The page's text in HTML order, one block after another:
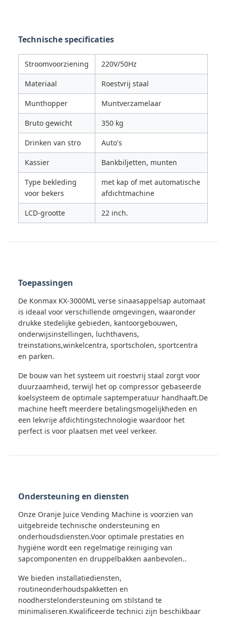
Technische specificaties
Stroomvoorziening 220V/50Hz
Materiaal Roestvrij staal
Munthopper Muntverzamelaar
Bruto gewicht 350 kg
Drinken van stro Auto's
Kassier Bankbiljetten, munten
Type bekleding
voor bekers
met kap of met automatische
afdichtmachine
LCD-grootte 22 inch.
Toepassingen
De Konmax KX-3000ML verse sinaasappelsap automaat
is ideaal voor verschillende omgevingen, waaronder
drukke stedelijke gebieden, kantoorgebouwen,
onderwijsinstellingen, luchthavens,
treinstations,winkelcentra, sportscholen, sportcentra
en parken.
De bouw van het systeem uit roestvrij staal zorgt voor
duurzaamheid, terwijl het op compressor gebaseerde
koelsysteem de optimale saptemperatuur handhaaft.De
machine heeft meerdere betalingsmogelijkheden en
een lekvrije afdichtingstechnologie waardoor het
perfect is voor plaatsen met veel verkeer.
Ondersteuning en diensten
Onze Oranje Juice Vending Machine is voorzien van
uitgebreide technische ondersteuning en
onderhoudsdiensten.Voor optimale prestaties en
hygiëne wordt een regelmatige reiniging van
sapcomponenten en druppelbakken aanbevolen..
We bieden installatiediensten,
routineonderhoudspakketten en
noodherstelondersteuning om stilstand te
minimaliseren.Kwalificeerde technici zijn beschikbaar